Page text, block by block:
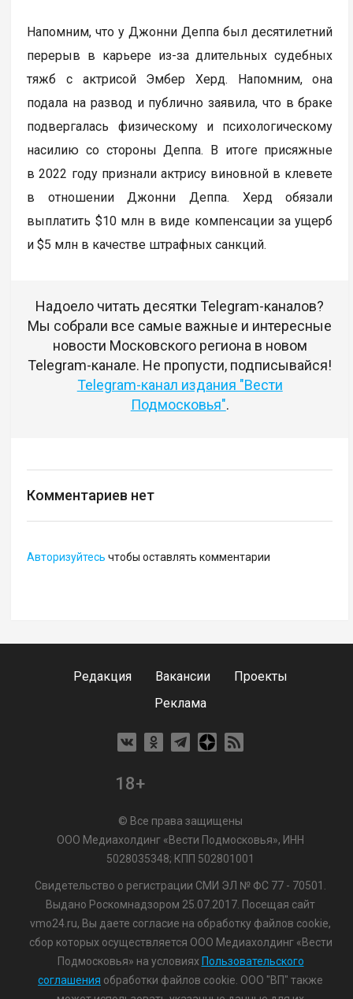
Напомним, что у Джонни Деппа был десятилетний
перерыв в карьере из-за длительных судебных
тяжб с актрисой Эмбер Херд. Напомним, она
подала на развод и публично заявила, что в браке
подвергалась физическому и психологическому
насилию со стороны Деппа. В итоге присяжные
в 2022 году признали актрису виновной в клевете
в отношении Джонни Деппа. Херд обязали
выплатить $10 млн в виде компенсации за ущерб
и $5 млн в качестве штрафных санкций.
Надоело читать десятки Telegram-каналов?
Мы собрали все самые важные и интересные
новости Московского региона в новом
Telegram-канале. Не пропусти, подписывайся!
Telegram-канал издания "Вести
Подмосковья".
Комментариев нет
Авторизуйтесь чтобы оставлять комментарии
Редакция Вакансии
Проекты
Реклама
18+
© Все права защищены
ООО Медиахолдинг «Вести Подмосковья», ИНН
5028035348; КПП 502801001
Свидетельство о регистрации СМИ ЭЛ № ФС 77 - 70501.
Выдано Роскомнадзором 25.07.2017. Посещая сайт
vmo24.ru, Вы даете согласие на обработку файлов cookie,
сбор которых осуществляется ООО Медиахолдинг «Вести
Подмосковья» на условиях Пользовательского
соглашения обработки файлов cookie. ООО "ВП" также